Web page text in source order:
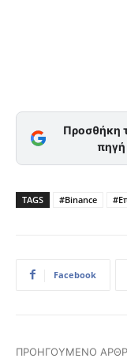
Προσθήκη
πηγή
TAGS #Binance
Facebook
ΠΡΟΗΓΟΎΜΕΝΟ